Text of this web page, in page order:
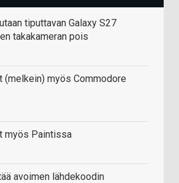
tiputtavan Galaxy S27
takakameran pois
(melkein) myös Commodore
myös Paintissa
avoimen lähdekoodin